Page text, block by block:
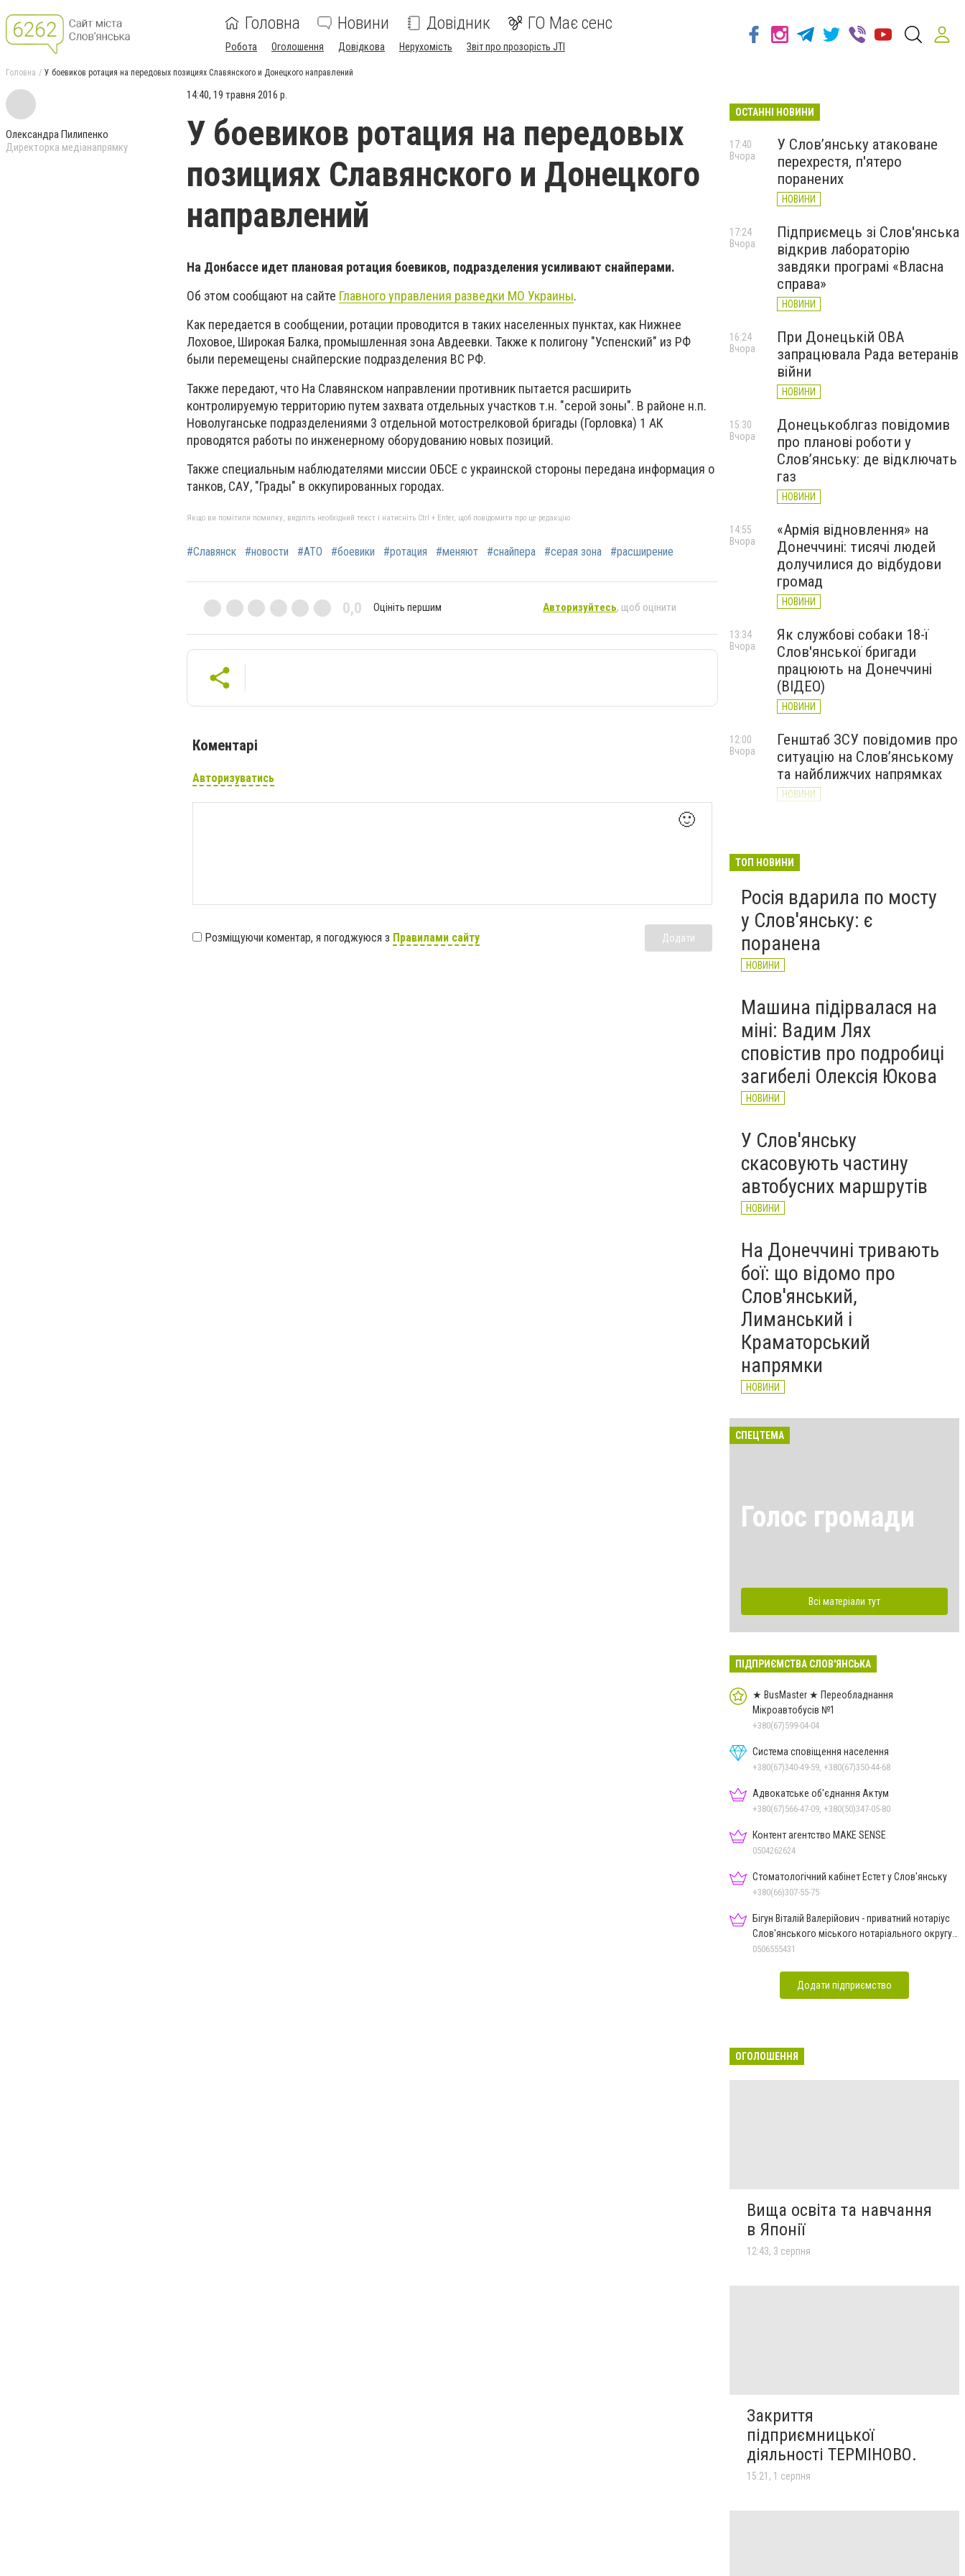
Головна Новини Довідник ГО Має сенс
Робота Оголошення Довідкова Нерухомість Звіт про прозорість JTI
Головна У боевиков ротация на передовых позициях Славянского и Донецкого направлений
Олександра Пилипенко
Директорка медіанапрямку
14:40, 19 травня 2016 р.
У боевиков ротация на передовых
позициях Славянского и Донецкого
направлений
На Донбассе идет плановая ротация боевиков, подразделения усиливают снайперами.
Об этом сообщают на сайте Главного управления разведки МО Украины.
Как передается в сообщении, ротации проводится в таких населенных пунктах, как Нижнее
Лоховое, Широкая Балка, промышленная зона Авдеевки. Также к полигону "Успенский" из РФ
были перемещены снайперские подразделения ВС РФ.
Также передают, что На Славянском направлении противник пытается расширить
контролируемую территорию путем захвата отдельных участков т.н. "серой зоны". В районе н.п.
Новолуганське подразделениями 3 отдельной мотострелковой бригады (Горловка) 1 АК
проводятся работы по инженерному оборудованию новых позиций.
Также специальным наблюдателями миссии ОБСЕ с украинской стороны передана информация о
танков, САУ, "Грады" в оккупированных городах.
Якщо ви помітили помилку, виділіть необхідний текст і натисніть Ctrl + Enter, щоб повідомити про це редакцію
#Славянск #новости #АТО #боевики #ротация #меняют #снайпера #серая зона #расширение
0,0 Оцініть першим Авторизуйтесь, щоб оцінити
Коментарі
Авторизуватись
🙂
Розміщуючи коментар, я погоджуюся з Правилами сайту Додати
ОСТАННІ НОВИНИ
У Слов’янську атаковане
перехрестя, п'ятеро
поранених
НОВИНИ
17:40
Вчора
Підприємець зі Слов'янська
відкрив лабораторію
завдяки програмі «Власна
справа»
НОВИНИ
17:24
Вчора
При Донецькій ОВА
запрацювала Рада ветеранів
війни
НОВИНИ
16:24
Вчора
Донецькоблгаз повідомив
про планові роботи у
Слов’янську: де відключать
газ
НОВИНИ
15:30
Вчора
«Армія відновлення» на
Донеччині: тисячі людей
долучилися до відбудови
громад
НОВИНИ
14:55
Вчора
Як службові собаки 18-ї
Слов'янської бригади
працюють на Донеччині
(ВІДЕО)
НОВИНИ
13:34
Вчора
Генштаб ЗСУ повідомив про
ситуацію на Слов’янському
та найближчих напрямках
НОВИНИ
12:00
Вчора
великої війни: 7 серпня
ТОП НОВИНИ
Росія вдарила по мосту
у Слов'янську: є
поранена
НОВИНИ
Машина підірвалася на
міні: Вадим Лях
сповістив про подробиці
загибелі Олексія Юкова
НОВИНИ
У Слов'янську
скасовують частину
автобусних маршрутів
НОВИНИ
На Донеччині тривають
бої: що відомо про
Слов'янський,
Лиманський і
Краматорський
напрямки
НОВИНИ
СПЕЦТЕМА
Голос громади
Всі матеріали тут
ПІДПРИЄМСТВА СЛОВ'ЯНСЬКА
★ BusMaster ★ Переобладнання
Мікроавтобусів №1
+380(67)599-04-04
Система сповіщення населення
+380(67)340-49-59, +380(67)350-44-68
Адвокатське об'єднання Актум
+380(67)566-47-09, +380(50)347-05-80
Контент агентство MAKE SENSE
0504262624
Стоматологічний кабінет Естет у Слов'янську
+380(66)307-55-75
Бігун Віталій Валерійович - приватний нотаріус
Слов'янського міського нотаріального округу
Дон.обл.
0506555431
Додати підприємство
ОГОЛОШЕННЯ
Вища освіта та навчання
в Японії
12:43, 3 серпня
Закриття
підприємницької
діяльності ТЕРМІНОВО.
15:21, 1 серпня